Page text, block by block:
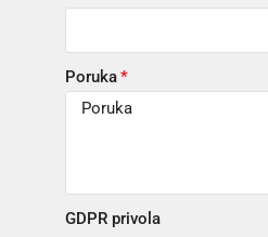
Poruka
GDPR privola